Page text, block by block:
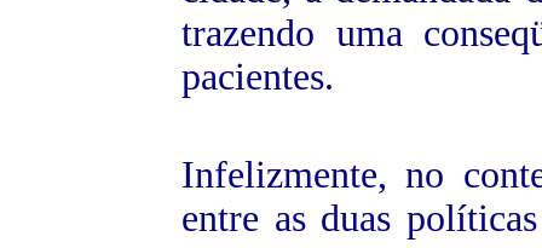
trazendo uma
pacientes.
Infelizmente, no
entre as duas